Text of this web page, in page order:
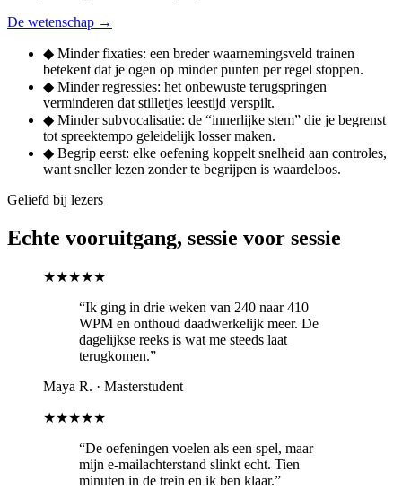
De wetenschap →
◆ Minder fixaties: een breder waarnemingsveld trainen
betekent dat je ogen op minder punten per regel stoppen.
◆ Minder regressies: het onbewuste terugspringen
verminderen dat stilletjes leestijd verspilt.
◆ Minder subvocalisatie: de “innerlijke stem” die je begrenst
tot spreektempo geleidelijk losser maken.
◆ Begrip eerst: elke oefening koppelt snelheid aan controles,
want sneller lezen zonder te begrijpen is waardeloos.
Geliefd bij lezers
Echte vooruitgang, sessie voor sessie
★★★★★
“Ik ging in drie weken van 240 naar 410
WPM en onthoud daadwerkelijk meer. De
dagelijkse reeks is wat me steeds laat
terugkomen.”
Maya R. · Masterstudent
★★★★★
“De oefeningen voelen als een spel, maar
mijn e-mailachterstand slinkt echt. Tien
minuten in de trein en ik ben klaar.”